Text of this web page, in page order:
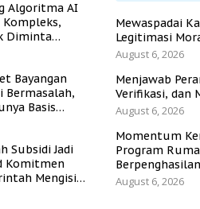
Algoritma AI
Kompleks,
Diminta
Bayangan
Bermasalah,
Basis
Subsidi Jadi
Komitmen
Mengisi
Mewaspadai
Legitimasi
August 6, 2026
Menjawab
Verifikasi, dan
August 6, 2026
Momentum
Program
August 6, 2026